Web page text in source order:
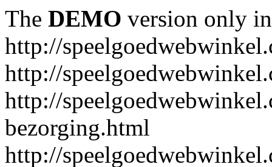
The DEMO version only
http://
http://
http://
bezorging.html
http://